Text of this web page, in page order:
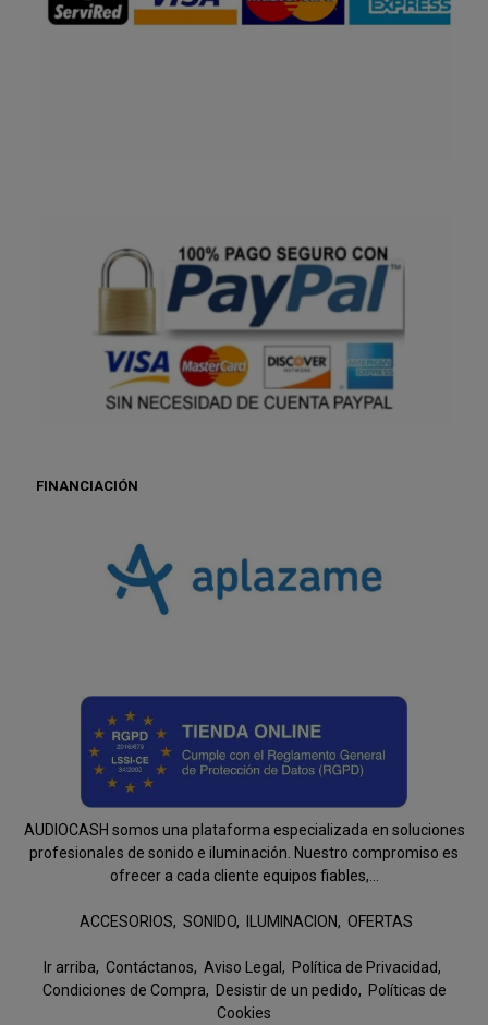
FINANCIACIÓN
AUDIOCASH somos una plataforma especializada en soluciones
profesionales de sonido e iluminación. Nuestro compromiso es
ofrecer a cada cliente equipos fiables,...
ACCESORIOS SONIDO ILUMINACION OFERTAS
Ir arriba Contáctanos Aviso Legal
Política de Privacidad
Condiciones de Compra
Desistir de un pedido
Políticas de
Cookies